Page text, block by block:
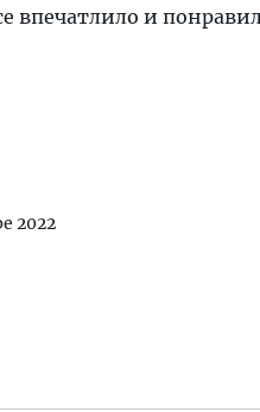
впечатлило и
2022